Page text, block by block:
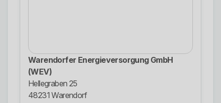
Warendorfer Energieversorgung GmbH
(WEV)
Hellegraben 25
48231 Warendorf